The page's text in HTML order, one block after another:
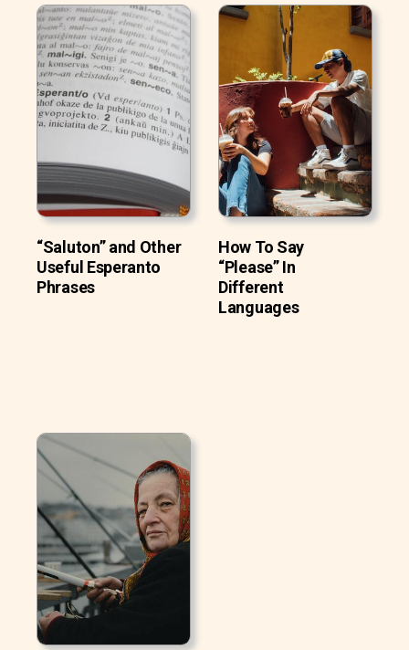
“Saluton” and Other
Useful Esperanto
Phrases
How To Say
“Please” In
Different
Languages